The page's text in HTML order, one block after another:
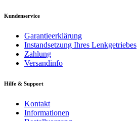
Kundenservice
Garantieerklärung
Instandsetzung Ihres Lenkgetriebes
Zahlung
Versandinfo
Hilfe & Support
Kontakt
Informationen